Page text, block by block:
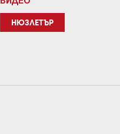
НЮЗЛЕТЪР